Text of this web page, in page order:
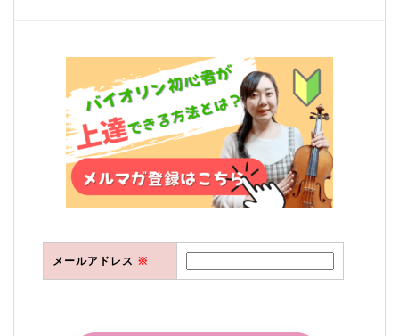
メールアドレス ※